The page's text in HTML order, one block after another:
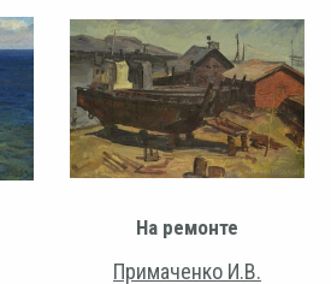
На ремонте
Примаченко И.В.